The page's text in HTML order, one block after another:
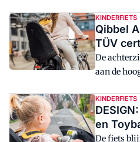
POS-
standaard
kan door
drager
worden.
KINDERFIETS
Qibbel
TÜV
De
aan de
fabrikant
Krimpen
van TÜV
KINDERFIETS
en
De fiets